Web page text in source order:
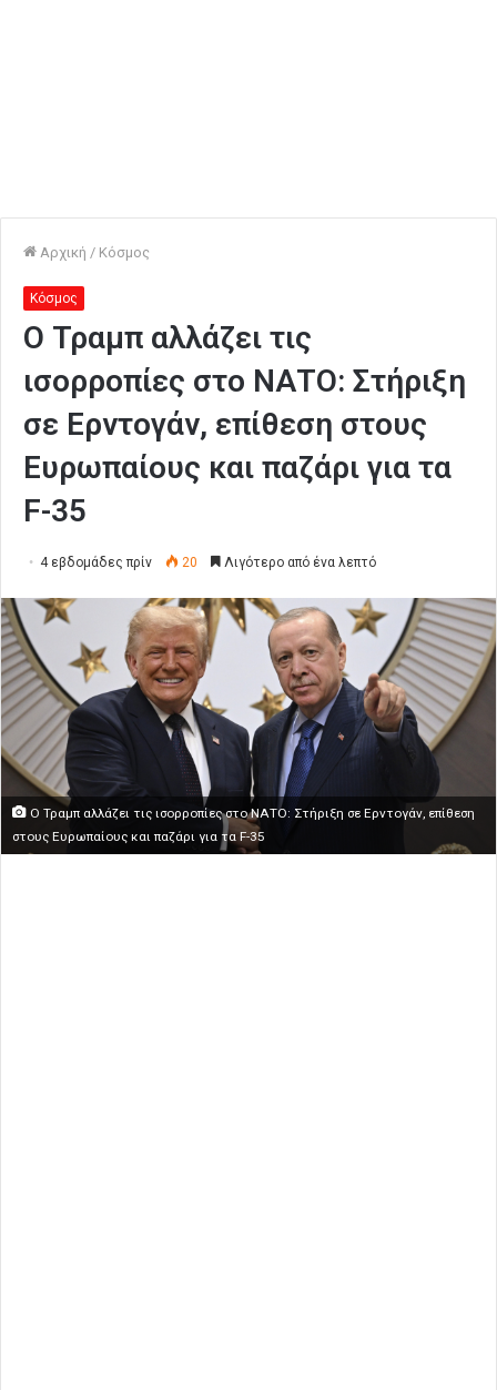
Αρχική / Κόσμος
Κόσμος
Ο Τραμπ αλλάζει τις
ισορροπίες στο ΝΑΤΟ: Στήριξη
σε Ερντογάν, επίθεση στους
Ευρωπαίους και παζάρι για τα
F-35
4 εβδομάδες πρίν 20 Λιγότερο από ένα λεπτό
Ο Τραμπ αλλάζει τις ισορροπίες στο ΝΑΤΟ: Στήριξη σε Ερντογάν, επίθεση
στους Ευρωπαίους και παζάρι για τα F-35